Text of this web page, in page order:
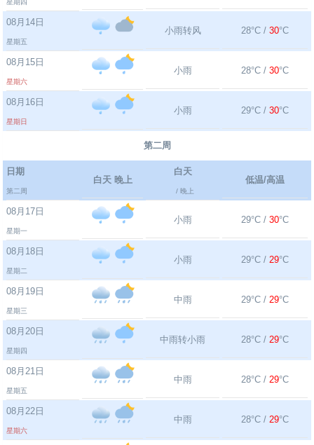
星期四
08月14日
星期五
小雨转风 28°C / 30°C
08月15日
星期六
小雨 28°C / 30°C
08月16日
星期日
小雨 29°C / 30°C
第二周
日期
第二周
白天 晚上
白天
/ 晚上
低温/高温
08月17日
星期一
小雨 29°C / 30°C
08月18日
星期二
小雨 29°C / 29°C
08月19日
星期三
中雨 29°C / 29°C
08月20日
星期四
中雨转小雨 28°C / 29°C
08月21日
星期五
中雨 28°C / 29°C
08月22日
星期六
中雨 28°C / 29°C